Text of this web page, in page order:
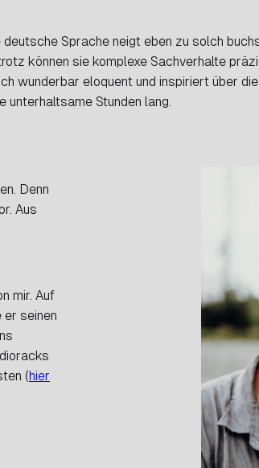
Sprache neigt eben zu solch
können sie komplexe Sachverhalte
wunderbar eloquent und inspiriert über
unterhaltsame Stunden lang.
Denn
Aus
mir. Auf
seinen
(hier